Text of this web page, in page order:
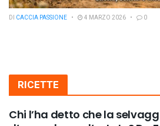
DI CACCIA PASSIONE 4 MARZO 2026 0
RICETTE
Chi l’ha detto che la